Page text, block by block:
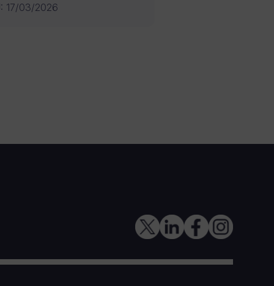
: 17/03/2026